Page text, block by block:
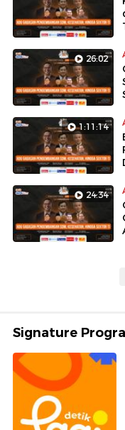
26:02
1:11:14
24:34
Signature